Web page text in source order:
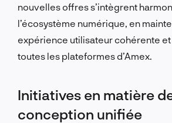
nouvelles offres s’intègrent
l’écosystème numérique, en
expérience utilisateur cohérente
toutes les plateformes d’Amex.
Initiatives en matière
conception unifiée